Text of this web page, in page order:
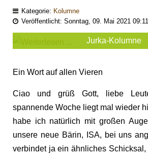
Kategorie: Kolumne
Veröffentlicht: Sonntag, 09. Mai 2021 09:11
Jurka-Kolumne
Ein Wort auf allen Vieren
Ciao und grüß Gott, liebe
spannende Woche liegt mal wieder
habe ich natürlich mit großen
unsere neue Bärin, ISA, bei uns
verbindet ja ein ähnliches